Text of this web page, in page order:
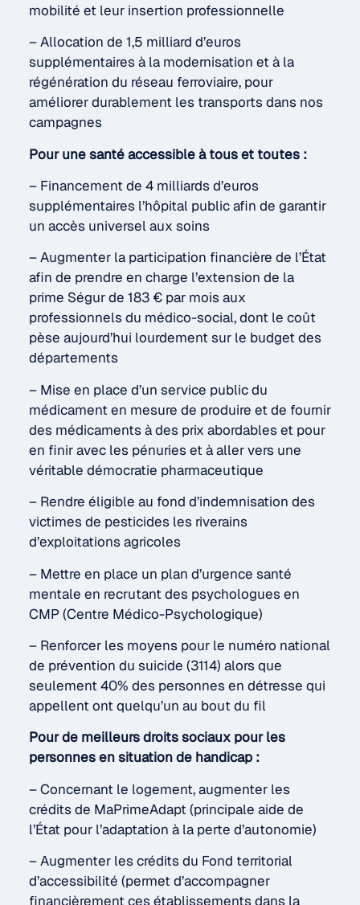
mobilité et leur insertion professionnelle
– Allocation de 1,5 milliard d’euros
supplémentaires à la modernisation et à la
régénération du réseau ferroviaire, pour
améliorer durablement les transports dans nos
campagnes
Pour une santé accessible à tous et toutes :
– Financement de 4 milliards d’euros
supplémentaires l’hôpital public afin de garantir
un accès universel aux soins
– Augmenter la participation financière de l’État
afin de prendre en charge l’extension de la
prime Ségur de 183 € par mois aux
professionnels du médico-social, dont le coût
pèse aujourd’hui lourdement sur le budget des
départements
– Mise en place d’un service public du
médicament en mesure de produire et de fournir
des médicaments à des prix abordables et pour
en finir avec les pénuries et à aller vers une
véritable démocratie pharmaceutique
– Rendre éligible au fond d’indemnisation des
victimes de pesticides les riverains
d’exploitations agricoles
– Mettre en place un plan d’urgence santé
mentale en recrutant des psychologues en
CMP (Centre Médico-Psychologique)
– Renforcer les moyens pour le numéro national
de prévention du suicide (3114) alors que
seulement 40% des personnes en détresse qui
appellent ont quelqu’un au bout du fil
Pour de meilleurs droits sociaux pour les
personnes en situation de handicap :
– Concernant le logement, augmenter les
crédits de MaPrimeAdapt (principale aide de
l’État pour l’adaptation à la perte d’autonomie)
– Augmenter les crédits du Fond territorial
d’accessibilité (permet d’accompagner
financièrement ces établissements dans la